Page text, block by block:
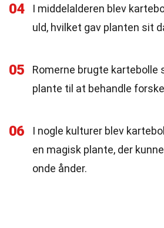
04
I middelalderen blev
uld, hvilket gav planten sit
05
Romerne brugte kartebolle
plante til at behandle
06
I nogle kulturer blev
en magisk plante, der
onde ånder.